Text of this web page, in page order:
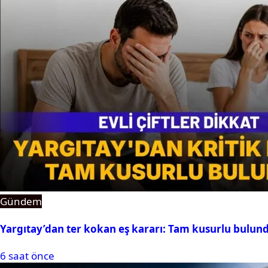
Gündem
Yargıtay’dan ter kokan eş kararı: Tam kusurlu
6 saat önce